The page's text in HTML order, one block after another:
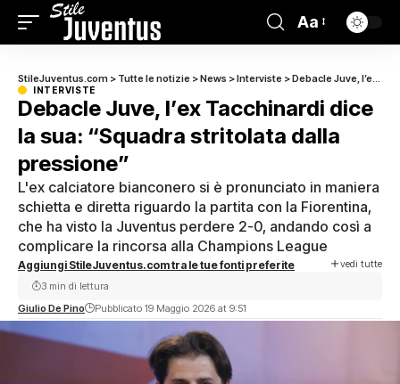
Aa
StileJuventus.com > Tutte le notizie >News >Interviste >Debacle Juve, l’ex Tacchinardi dice la sua: “Squadra stritolata dalla pressione”
INTERVISTE
Debacle Juve, l’ex Tacchinardi dice
la sua: “Squadra stritolata dalla
pressione”
L'ex calciatore bianconero si è pronunciato in maniera
schietta e diretta riguardo la partita con la Fiorentina,
che ha visto la Juventus perdere 2-0, andando così a
complicare la rincorsa alla Champions League
Aggiungi StileJuventus.com tra le tue fonti preferite vedi tutte
Giulio De Pino Pubblicato 19 Maggio 2026 at 9:51
3 min di lettura